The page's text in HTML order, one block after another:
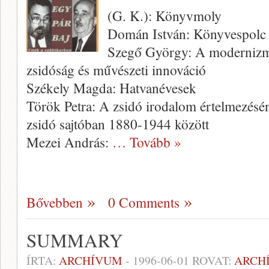
(G. K.): Könyvmoly
Domán István: Könyvespolc
Szegő György: A
zsidóság és művészeti innováció
Székely Magda: Hatvanévesek
Török Petra: A zsidó irodalom
zsidó sajtóban 1880-1944 között
Mezei András: … Tovább »
Bővebben 0 Comments
SUMMARY
ÍRTA: ARCHÍVUM - 1996-06-01 ROVAT: